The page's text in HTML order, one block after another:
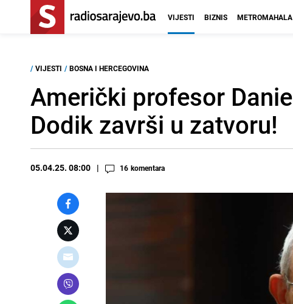
VIJESTI BIZNIS METROMAHALA
/ VIJESTI / BOSNA I HERCEGOVINA
Američki profesor
Dodik završi u zatvoru!
05.04.25. 08:00 16 komentara